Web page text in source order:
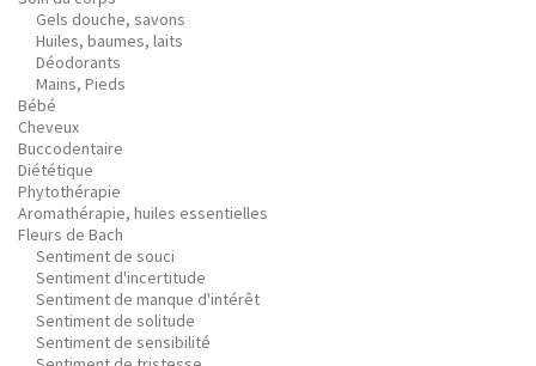
Gels douche, savons
Huiles, baumes, laits
Déodorants
Mains, Pieds
Bébé
Cheveux
Buccodentaire
Diététique
Phytothérapie
Aromathérapie, huiles essentielles
Fleurs de Bach
Sentiment de souci
Sentiment d'incertitude
Sentiment de manque d'intérêt
Sentiment de solitude
Sentiment de sensibilité